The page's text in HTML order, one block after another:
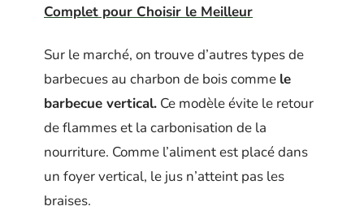
Complet pour Choisir le Meilleur
Sur le marché, on trouve d’autres types de
barbecues au charbon de bois comme le
barbecue vertical. Ce modèle évite le retour
de flammes et la carbonisation de la
nourriture. Comme l’aliment est placé dans
un foyer vertical, le jus n’atteint pas les
braises.